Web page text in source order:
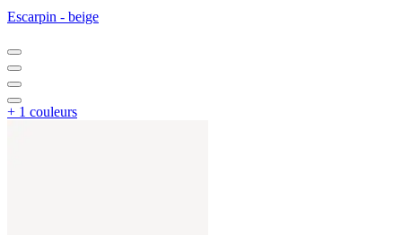
Escarpin - beige
+ 1 couleurs